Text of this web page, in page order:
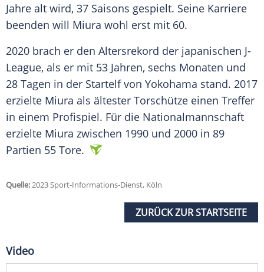
Jahre alt wird, 37 Saisons gespielt. Seine Karriere
beenden will Miura wohl erst mit 60.
2020 brach er den Altersrekord der japanischen J-
League, als er mit 53 Jahren, sechs Monaten und
28 Tagen in der Startelf von Yokohama stand. 2017
erzielte Miura als ältester Torschütze einen Treffer
in einem Profispiel. Für die Nationalmannschaft
erzielte Miura zwischen 1990 und 2000 in 89
Partien 55 Tore.
Quelle:2023 Sport-Informations-Dienst, Köln
ZURÜCK ZUR STARTSEITE
Video